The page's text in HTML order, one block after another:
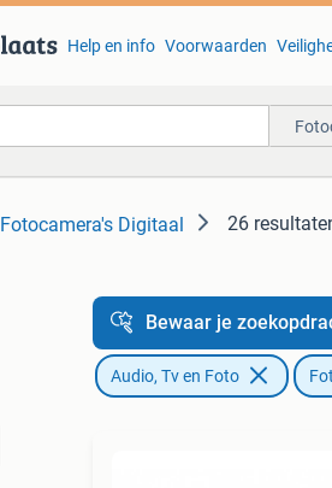
Help en info Voorwaarden
Fotocamera's Digitaal 26
Bewaar je
Audio, Tv en Foto